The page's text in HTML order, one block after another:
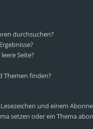
durchsuchen?
Seite?
Themen finden?
und einem
setzen oder ein Thema